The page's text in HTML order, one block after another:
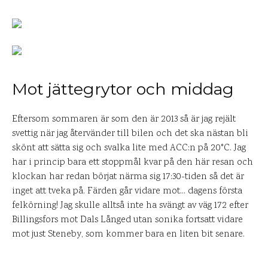
Mot jättegrytor och middag
Eftersom sommaren är som den är 2013 så är jag rejält
svettig när jag återvänder till bilen och det ska nästan bli
skönt att sätta sig och svalka lite med ACC:n på 20°C. Jag
har i princip bara ett stoppmål kvar på den här resan och
klockan har redan börjat närma sig 17:30-tiden så det är
inget att tveka på. Färden går vidare mot… dagens första
felkörning! Jag skulle alltså inte ha svängt av väg 172 efter
Billingsfors mot Dals Långed utan sonika fortsatt vidare
mot just Steneby, som kommer bara en liten bit senare.